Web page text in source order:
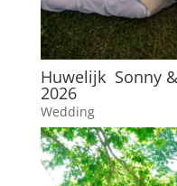
Huwelijk Sonny
2026
Wedding